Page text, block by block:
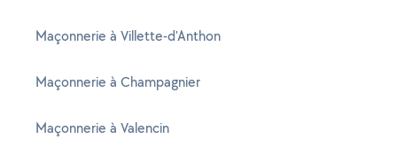
Maçonnerie à Villette-d'Anthon
Maçonnerie à Champagnier
Maçonnerie à Valencin